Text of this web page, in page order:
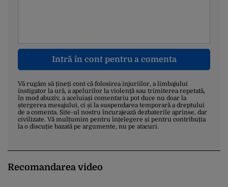
Intră în cont pentru a comenta
Vă rugăm să țineți cont că folosirea injuriilor, a limbajului
instigator la ură, a apelurilor la violență sau trimiterea repetată,
în mod abuziv, a aceluiași comentariu pot duce nu doar la
ștergerea mesajului, ci și la suspendarea temporară a dreptului
de a comenta. Site-ul nostru încurajează dezbaterile aprinse, dar
civilizate. Vă mulțumim pentru înțelegere și pentru contribuția
la o discuție bazată pe argumente, nu pe atacuri.
Recomandarea video